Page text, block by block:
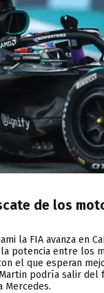
de los
la FIA avanza en
potencia entre los
el que esperan
podría salir del
Mercedes.